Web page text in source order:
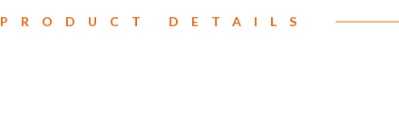
PRODUCT DETAILS